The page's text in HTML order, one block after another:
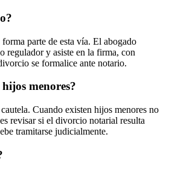
parte de esta vía. El abogado
regulador y asiste en la firma, con
se formalice ante notario.
hijos menores?
Cuando existen hijos menores no
revisar si el divorcio notarial resulta
tramitarse judicialmente.